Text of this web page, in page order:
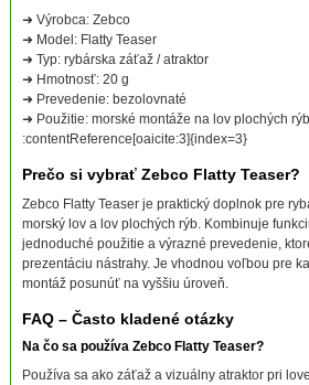
➜ Výrobca: Zebco
➜ Model: Flatty Teaser
➜ Typ: rybárska záťaž / atraktor
➜ Hmotnosť: 20 g
➜ Prevedenie: bezolovnaté
➜ Použitie: morské montáže na lov plochých rýb
:contentReference[oaicite:3]{index=3}
Prečo si vybrať Zebco Flatty Teaser?
Zebco Flatty Teaser je praktický doplnok pre
morský lov a lov plochých rýb. Kombinuje
jednoduché použitie a výrazné prevedenie,
prezentáciu nástrahy. Je vhodnou voľbou pre
montáž posunúť na vyššiu úroveň.
FAQ – Často kladené otázky
Na čo sa používa Zebco Flatty Teaser?
Používa sa ako záťaž a vizuálny atraktor pri